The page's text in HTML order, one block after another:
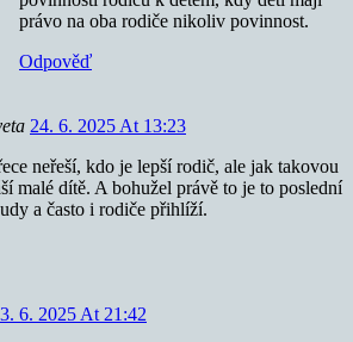
právo na oba rodiče nikoliv povinnost.
Odpověď
24. 6. 2025 At 13:23
neřeší, kdo je lepší rodič, ale jak takovou
malé dítě. A bohužel právě to je to poslední
a často i rodiče přihlíží.
6. 2025 At 21:42